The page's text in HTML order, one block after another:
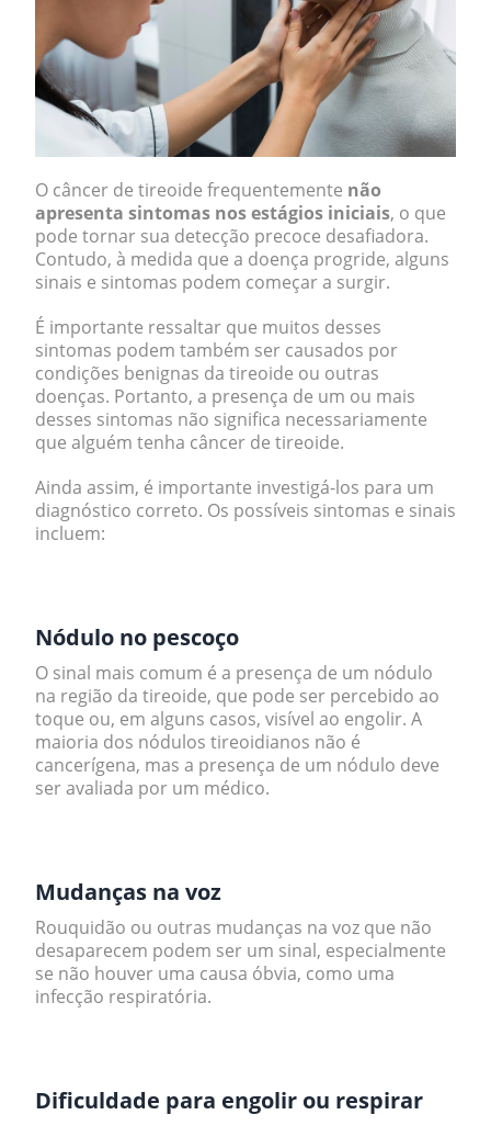
O câncer de tireoide frequentemente não
apresenta sintomas nos estágios iniciais, o que
pode tornar sua detecção precoce desafiadora.
Contudo, à medida que a doença progride, alguns
sinais e sintomas podem começar a surgir.
É importante ressaltar que muitos desses
sintomas podem também ser causados por
condições benignas da tireoide ou outras
doenças. Portanto, a presença de um ou mais
desses sintomas não significa necessariamente
que alguém tenha câncer de tireoide.
Ainda assim, é importante investigá-los para um
diagnóstico correto. Os possíveis sintomas e sinais
incluem:
Nódulo no pescoço
O sinal mais comum é a presença de um nódulo
na região da tireoide, que pode ser percebido ao
toque ou, em alguns casos, visível ao engolir. A
maioria dos nódulos tireoidianos não é
cancerígena, mas a presença de um nódulo deve
ser avaliada por um médico.
Mudanças na voz
Rouquidão ou outras mudanças na voz que não
desaparecem podem ser um sinal, especialmente
se não houver uma causa óbvia, como uma
infecção respiratória.
Dificuldade para engolir ou respirar